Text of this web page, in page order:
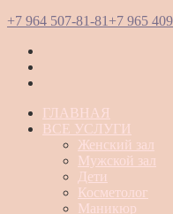
+7 964 507-81-81 +7 965
ГЛАВНАЯ
ВСЕ УСЛУГИ
Женский зал
Мужской зал
Дети
Косметолог
Маникюр